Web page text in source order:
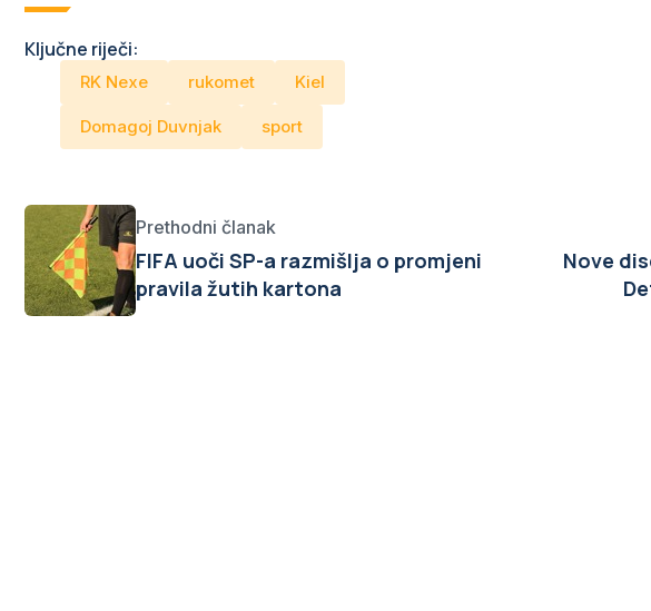
Ključne riječi:
RK Nexe rukomet Kiel
Domagoj Duvnjak sport
Prethodni članak
FIFA uoči SP-a razmišlja o promjeni
pravila žutih kartona
Nove